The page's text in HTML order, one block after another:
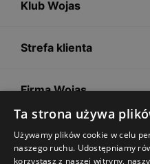
Klub Wojas
Strefa klienta
Firma Wojas
Porady
Ta strona używa
Używamy plików cookie w celu
naszego ruchu. Udostępniamy
korzystasz z naszej witryny,